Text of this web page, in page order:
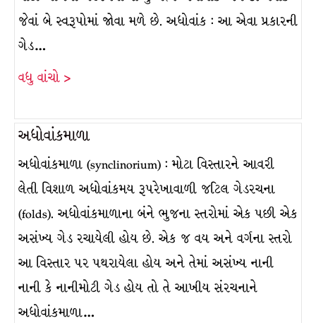
જેવાં બે સ્વરૂપોમાં જોવા મળે છે. અધોવાંક : આ એવા પ્રકારની
ગેડ…
વધુ વાંચો >
અધોવાંકમાળા
અધોવાંકમાળા (synclinorium) : મોટા વિસ્તારને આવરી
લેતી વિશાળ અધોવાંકમય રૂપરેખાવાળી જટિલ ગેડરચના
(folds). અધોવાંકમાળાના બંને ભુજના સ્તરોમાં એક પછી એક
અસંખ્ય ગેડ રચાયેલી હોય છે. એક જ વય અને વર્ગના સ્તરો
આ વિસ્તાર પર પથરાયેલા હોય અને તેમાં અસંખ્ય નાની
નાની કે નાનીમોટી ગેડ હોય તો તે આખીય સંરચનાને
અધોવાંકમાળા…